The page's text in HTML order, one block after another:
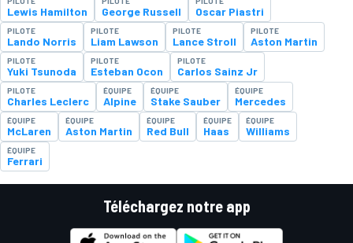
Lewis Hamilton George Russell Oscar Piastri
PILOTE
Lando Norris
PILOTE
Liam Lawson
PILOTE
Lance Stroll
PILOTE
Aston Martin
PILOTE
Yuki Tsunoda
PILOTE
Esteban Ocon
PILOTE
Carlos Sainz Jr
PILOTE
Charles Leclerc
ÉQUIPE
Alpine
ÉQUIPE
Stake Sauber
ÉQUIPE
Mercedes
ÉQUIPE
McLaren
ÉQUIPE
Aston Martin
ÉQUIPE
Red Bull
ÉQUIPE
Haas
ÉQUIPE
Williams
ÉQUIPE
Ferrari
Téléchargez notre app